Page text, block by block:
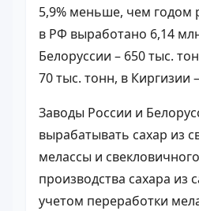
5,9% меньше, чем годом
в РФ выработано 6,14
Белоруссии – 650 тыс.
70 тыс. тонн, в Киргизии
Заводы России и
вырабатывать сахар из
мелассы и
производства сахара из
учетом переработки